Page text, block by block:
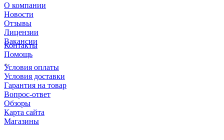
О компании
Новости
Отзывы
Лицензии
Вакансии
Контакты
Помощь
Условия оплаты
Условия доставки
Гарантия на товар
Вопрос-ответ
Обзоры
Карта сайта
Магазины